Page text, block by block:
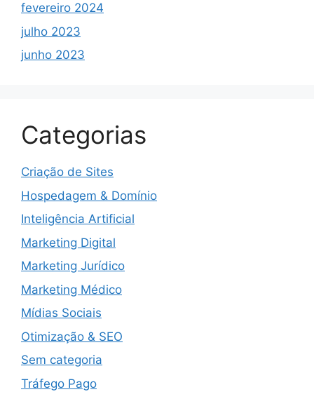
fevereiro 2024
julho 2023
junho 2023
Categorias
Criação de Sites
Hospedagem & Domínio
Inteligência Artificial
Marketing Digital
Marketing Jurídico
Marketing Médico
Mídias Sociais
Otimização & SEO
Sem categoria
Tráfego Pago